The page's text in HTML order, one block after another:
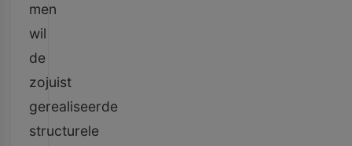
men
wil
de
zojuist
gerealiseerde
structurele